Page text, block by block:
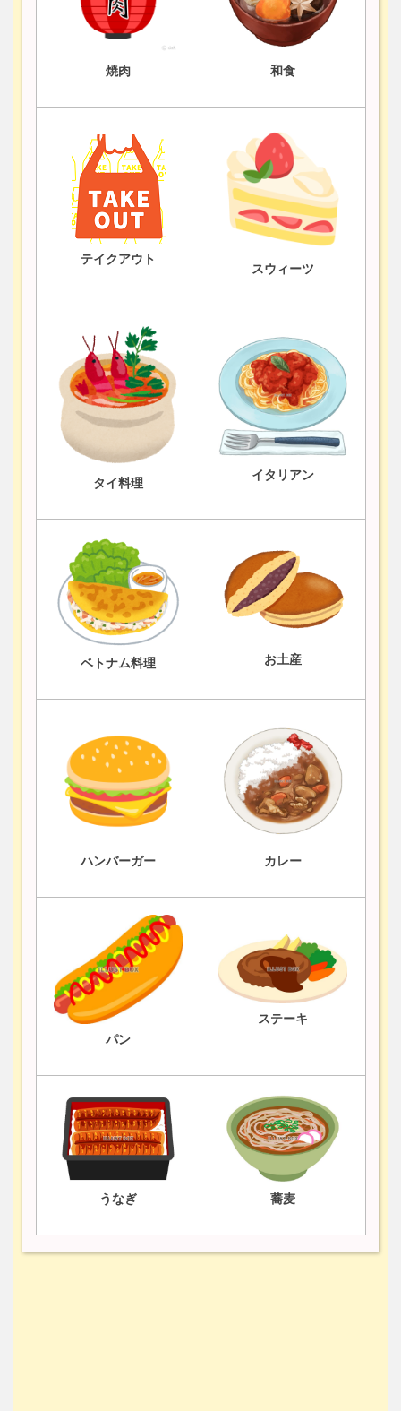
焼肉 和食
テイクアウト
スウィーツ
タイ料理
イタリアン
ベトナム料理 お土産
ハンバーガー カレー
パン
ステーキ
うなぎ 蕎麦